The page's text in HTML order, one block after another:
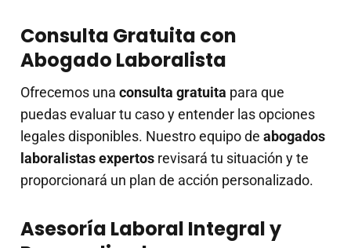
Consulta Gratuita con
Abogado Laboralista
Ofrecemos una consulta gratuita para que
puedas evaluar tu caso y entender las opciones
legales disponibles. Nuestro equipo de abogados
laboralistas expertos revisará tu situación y te
proporcionará un plan de acción personalizado.
Asesoría Laboral Integral y